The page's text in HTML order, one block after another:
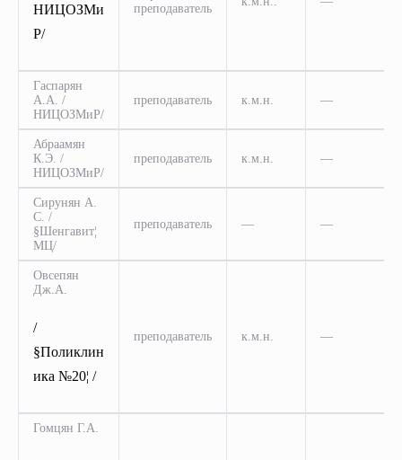
НИЦОЗМи
Р/
преподаватель
Гаспарян
А.А. /
НИЦОЗМиР/
преподаватель к.м.н. —
Абраамян
К.Э. /
НИЦОЗМиР/
преподаватель к.м.н. —
Сирунян А.
С. /
§Шенгавит¦
МЦ/
преподаватель — —
Овсепян
Дж.А.
/
§Поликлин
ика №20¦ /
преподаватель к.м.н. —
Гомцян Г.А.